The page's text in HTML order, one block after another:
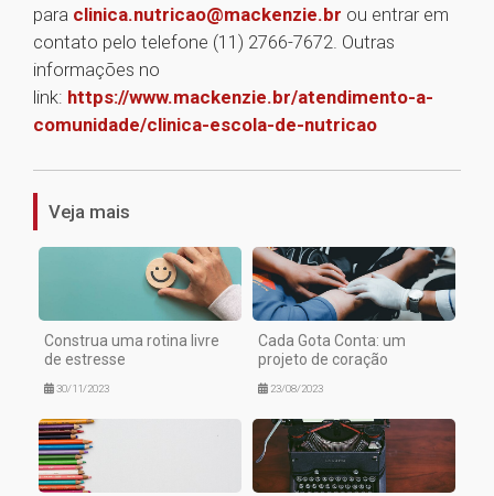
para clinica.nutricao@mackenzie.br ou entrar em
contato pelo telefone (11) 2766-7672. Outras
informações no
link: https://www.mackenzie.br/atendimento-a-
comunidade/clinica-escola-de-nutricao
1
Veja mais
Construa uma rotina livre
de estresse
30/11/2023
Cada Gota Conta: um
projeto de coração
23/08/2023